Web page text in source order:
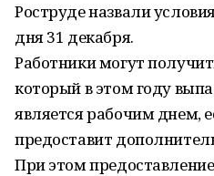
Роструде назвали
дня 31 декабря.
Работники могут
который в этом году
является рабочим днем,
предоставит
При этом